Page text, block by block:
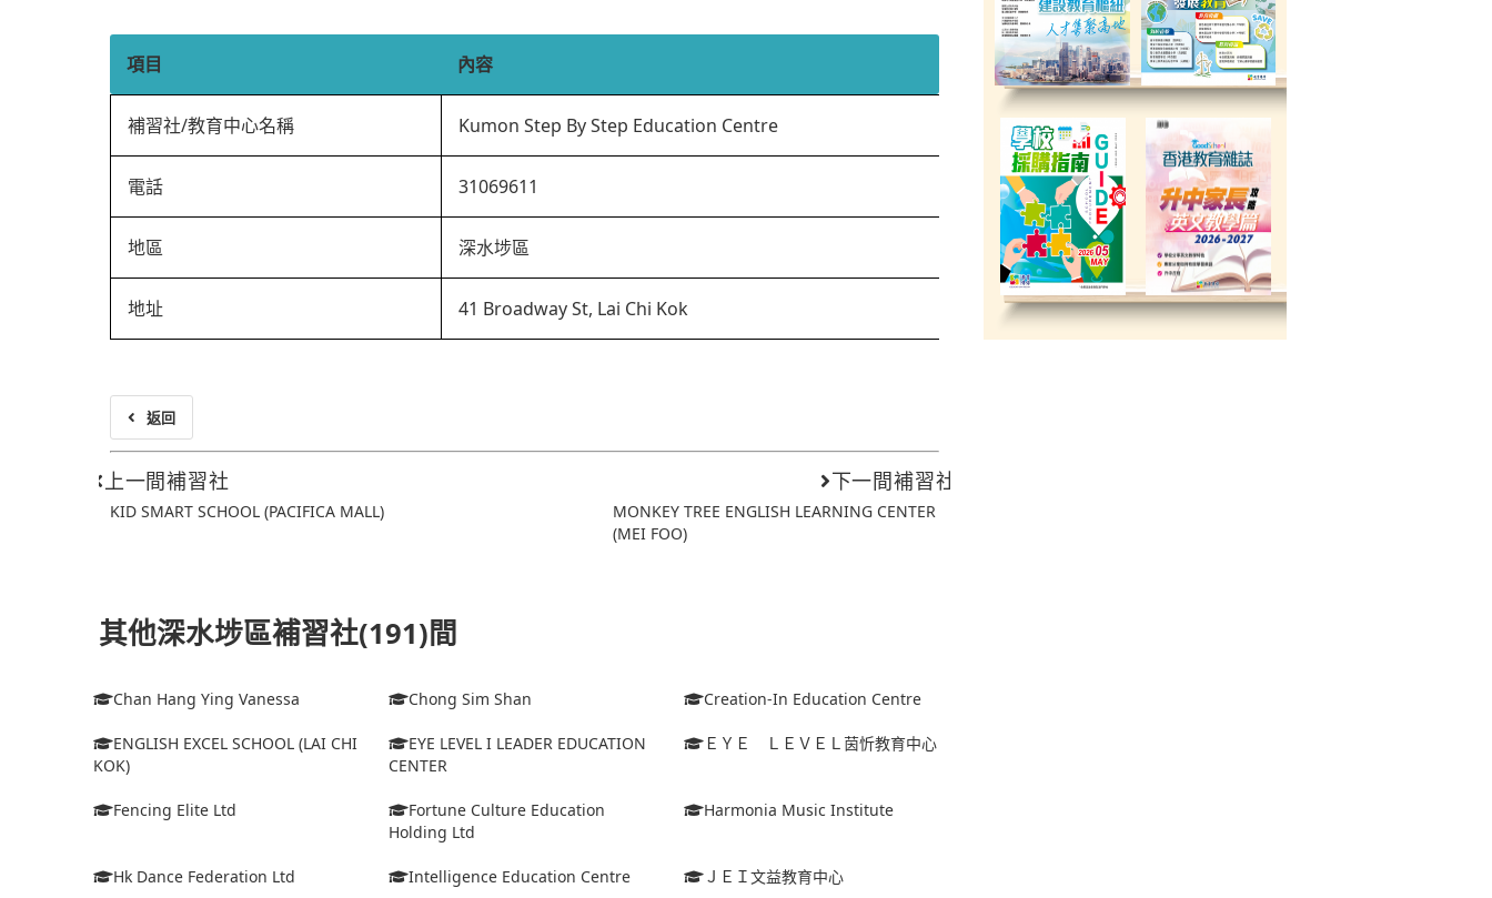
項目 內容
補習社/教育中心名稱 Kumon Step By Step Education Centre
電話 31069611
地區 深水埗區
地址 41 Broadway St, Lai Chi Kok
返回
上一間補習社
KID SMART SCHOOL (PACIFICA MALL)
下一間補習社
MONKEY TREE ENGLISH LEARNING CENTER
(MEI FOO)
其他深水埗區補習社(191)間
Chan Hang Ying Vanessa Chong Sim Shan Creation-In Education Centre
ENGLISH EXCEL SCHOOL (LAI CHI
KOK)
EYE LEVEL I LEADER EDUCATION
CENTER
ＥＹＥ ＬＥＶＥＬ茵忻教育中心
Fencing Elite Ltd
Fortune Culture Education
Holding Ltd
Harmonia Music Institute
Hk Dance Federation Ltd Intelligence Education Centre ＪＥＩ文益教育中心